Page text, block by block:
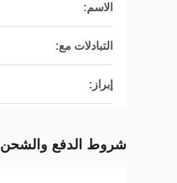
الاسم:
التبادلات مع:
إبراز:
شروط الدفع والشحن